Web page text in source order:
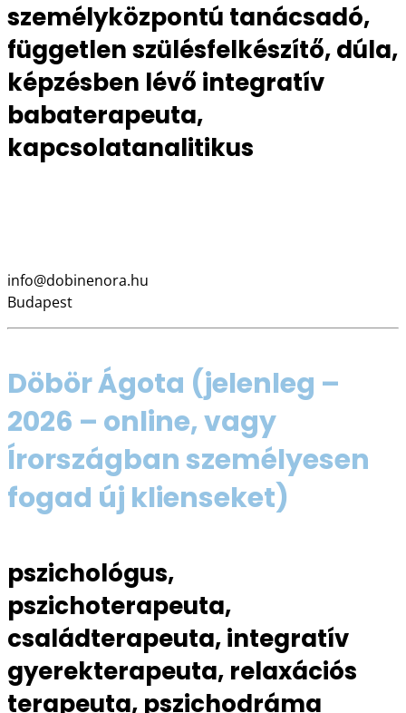
személyközpontú tanácsadó,
független szülésfelkészítő, dúla,
képzésben lévő integratív
babaterapeuta,
kapcsolatanalitikus
info@dobinenora.hu
Budapest
Döbör Ágota (jelenleg –
2026 – online, vagy
Írországban személyesen
fogad új klienseket)
pszichológus,
pszichoterapeuta,
családterapeuta, integratív
gyerekterapeuta, relaxációs
terapeuta, pszichodráma